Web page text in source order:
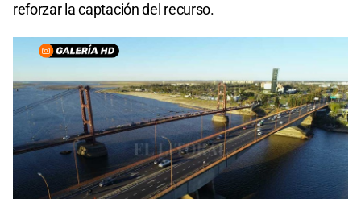
reforzar la captación del recurso.